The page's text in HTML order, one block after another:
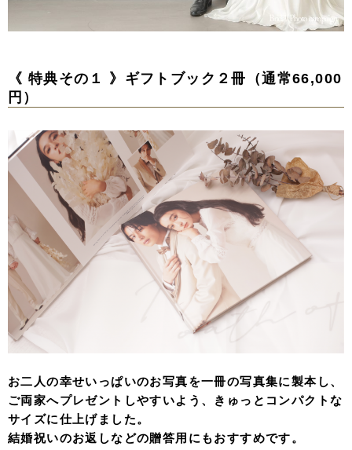
《 特典その１ 》ギフトブック２冊（通常66,000
円）
お二人の幸せいっぱいのお写真を一冊の写真集に製本し、
ご両家へプレゼントしやすいよう、きゅっとコンパクトな
サイズに仕上げました。
結婚祝いのお返しなどの贈答用にもおすすめです。